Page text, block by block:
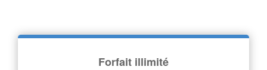
Forfait illimité